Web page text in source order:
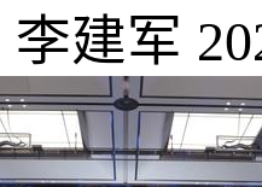
李建军